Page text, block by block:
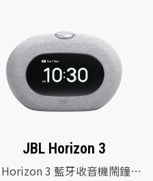
JBL Horizon 3
3 藍牙收音機鬧鐘喇